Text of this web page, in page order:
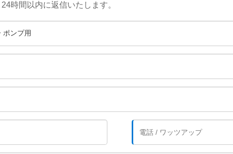
時間以内に返信いたします。